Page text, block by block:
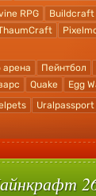
RPG Buildcraft
арена Пейнтбол
Quake
Egg
Uralpassport